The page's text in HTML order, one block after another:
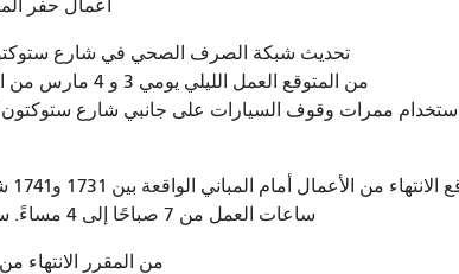
أعمال حفر
تحديث شبكة الصرف الصحي في شارع
من المتوقع العمل الليلي يومي 3 و 4 مارس من الساعة 7 مساءً حتى 7 صباحًا
:
ساعات العمل من 7 صباحًا إلى 4 مساءً. سيتم توفير مسار مروري على شارع باول.
من المقرر الانتهاء